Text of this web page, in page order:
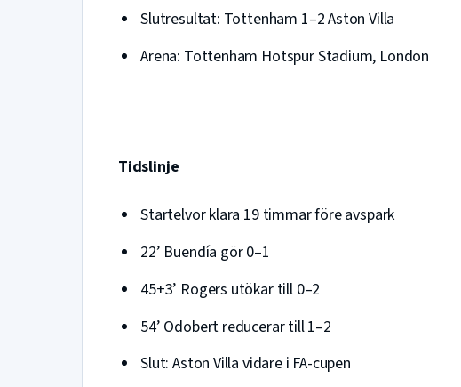
Slutresultat: Tottenham 1–2 Aston Villa
Arena: Tottenham Hotspur Stadium, London
Tidslinje
Startelvor klara 19 timmar före avspark
22’ Buendía gör 0–1
45+3’ Rogers utökar till 0–2
54’ Odobert reducerar till 1–2
Slut: Aston Villa vidare i FA-cupen